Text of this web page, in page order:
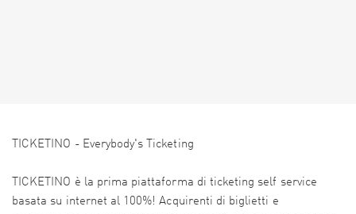
TICKETINO - Everybody's Ticketing
TICKETINO è la prima piattaforma di ticketing self service
basata su internet al 100%! Acquirenti di biglietti e